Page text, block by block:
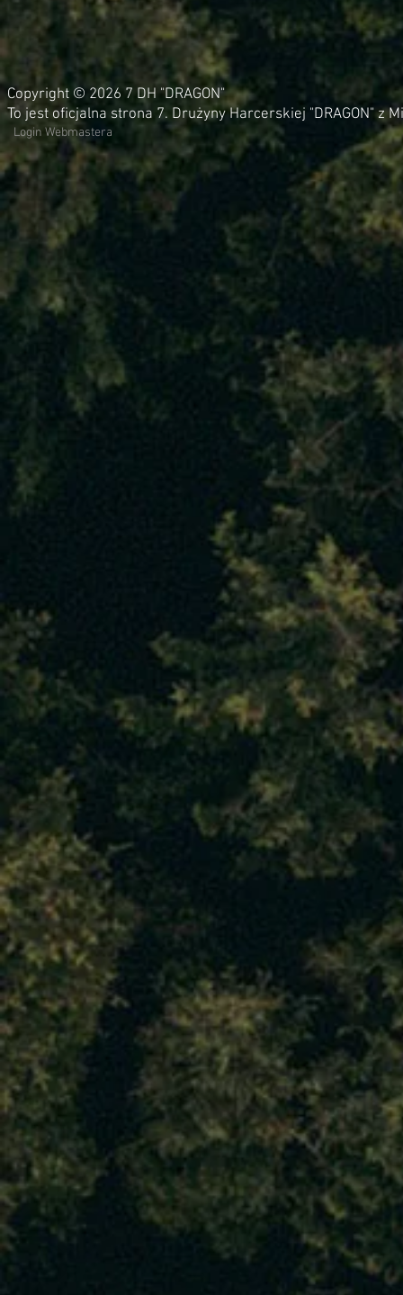
Copyright © 2026 7 DH "DRAGON"
To jest oficjalna strona 7. Drużyny Harcerskiej "DRAGON" z
Login Webmastera